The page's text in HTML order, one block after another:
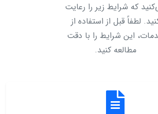
که شرایط زیر را رعایت
لطفاً قبل از استفاده از
این شرایط را با دقت
مطالعه کنید.